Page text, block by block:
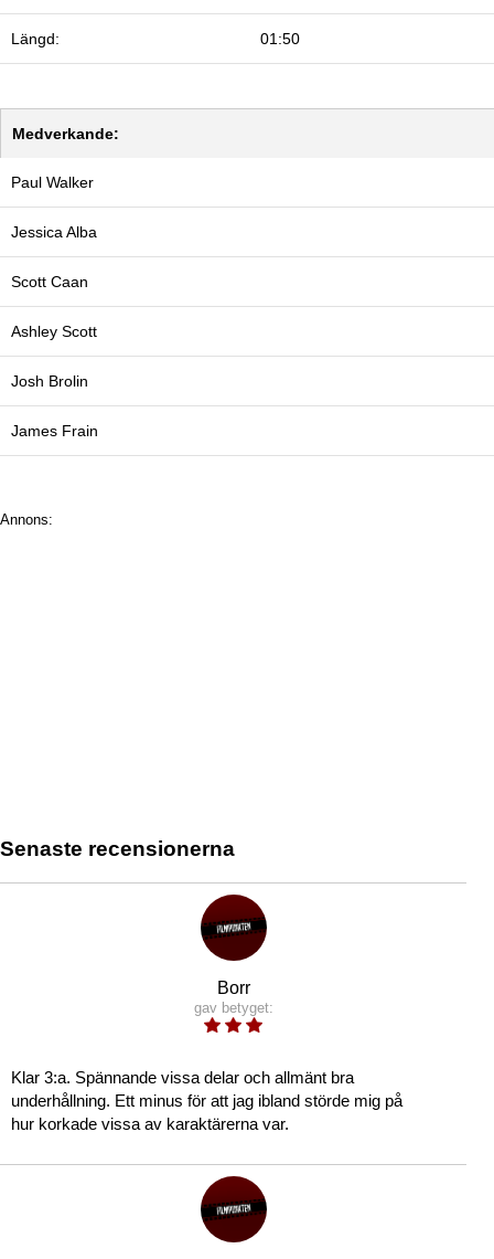
Längd: 01:50
Medverkande:
Paul Walker
Jessica Alba
Scott Caan
Ashley Scott
Josh Brolin
James Frain
Annons:
Senaste recensionerna
Borr
gav betyget:
Klar 3:a. Spännande vissa delar och allmänt bra
underhållning. Ett minus för att jag ibland störde mig på
hur korkade vissa av karaktärerna var.